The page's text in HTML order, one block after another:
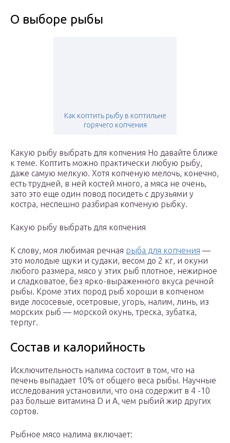
О выборе рыбы
Как коптить рыбу в коптильне
горячего копчения
Какую рыбу выбрать для копчения Но давайте ближе
к теме. Коптить можно практически любую рыбу,
даже самую мелкую. Хотя копченую мелочь, конечно,
есть трудней, в ней костей много, а мяса не очень,
зато это еще один повод посидеть с друзьями у
костра, неспешно разбирая копченую рыбку.
Какую рыбу выбрать для копчения
К слову, моя любимая речная рыба для копчения —
это молодые щуки и судаки, весом до 2 кг, и окуни
любого размера, мясо у этих рыб плотное, нежирное
и сладковатое, без ярко-выраженного вкуса речной
рыбы. Кроме этих пород рыб хороши в копченом
виде лососевые, осетровые, угорь, налим, линь, из
морских рыб — морской окунь, треска, зубатка,
терпуг.
Состав и калорийность
Исключительность налима состоит в том, что на
печень выпадает 10% от общего веса рыбы. Научные
исследования установили, что она содержит в 4 -10
раз больше витамина D и А, чем рыбий жир других
сортов.
Рыбное мясо налима включает: